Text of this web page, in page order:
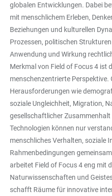
globalen Entwicklungen. Dabei
mit menschlichem Erleben,
Beziehungen und kulturellen
Prozessen, politischen
Anwendung und Wirkung
Merkmal von Field of Focus 4 ist
menschenzentrierte Perspektive.
Herausforderungen wie
soziale Ungleichheit, Migration,
gesellschaftlicher Zusammenhalt
Technologien können nur
menschliches Verhalten, soziale
Rahmenbedingungen
arbeitet Field of Focus 4 eng mit
Naturwissenschaften und
schafft Räume für innovative